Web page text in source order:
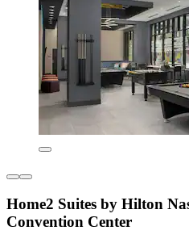
Home2 Suites by Hilton
Convention Center